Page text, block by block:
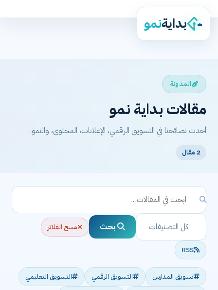
بدايةنمو
المدونة
مقالات بداية نمو
أحدث نصائحنا في التسويق الرقمي، الإعلانات، المحتوى، والنمو.
2 مقال
بحث مسح الفلاتر
RSS
تسويق المدارس التسويق الرقمي
التسويق التعليمي